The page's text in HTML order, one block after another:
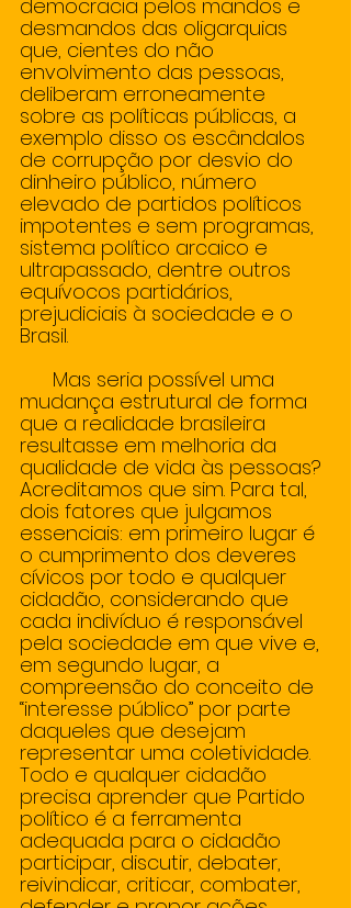
democracia pelos mandos e
desmandos das oligarquias
que, cientes do não
envolvimento das pessoas,
deliberam erroneamente
sobre as políticas públicas, a
exemplo disso os escândalos
de corrupção por desvio do
dinheiro público, número
elevado de partidos políticos
impotentes e sem programas,
sistema político arcaico e
ultrapassado, dentre outros
equívocos partidários,
prejudiciais à sociedade e o
Brasil.
mudança estrutural de forma
que a realidade brasileira
resultasse em melhoria da
qualidade de vida às pessoas?
Acreditamos que sim. Para tal,
dois fatores que julgamos
essenciais: em primeiro lugar é
o cumprimento dos deveres
cívicos por todo e qualquer
cidadão, considerando que
cada indivíduo é responsável
pela sociedade em que vive e,
em segundo lugar, a
compreensão do conceito de
“interesse público” por parte
daqueles que desejam
representar uma coletividade.
Todo e qualquer cidadão
precisa aprender que Partido
político é a ferramenta
adequada para o cidadão
participar, discutir, debater,
reivindicar, criticar, combater,